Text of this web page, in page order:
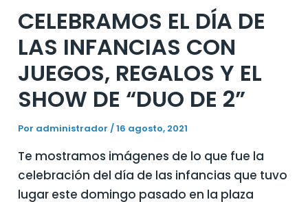
CELEBRAMOS EL DÍA DE
LAS INFANCIAS CON
JUEGOS, REGALOS Y EL
SHOW DE “DUO DE 2”
Por administrador/16 agosto, 2021
Te mostramos imágenes de lo que fue la
celebración del día de las infancias que tuvo
lugar este domingo pasado en la plaza